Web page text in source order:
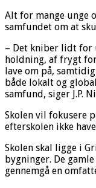
Alt for mange unge
samfundet om at
– Det kniber lidt for
holdning, af frygt
lave om på,
både lokalt og
samfund, siger J.P.
Skolen vil fokusere
efterskolen ikke
Skolen skal ligge i
bygninger. De
gennemgå en